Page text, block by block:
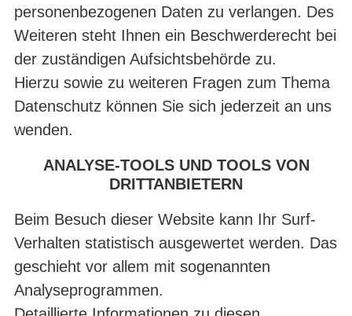
personenbezogenen Daten zu verlangen. Des
Weiteren steht Ihnen ein Beschwerderecht bei
der zuständigen Aufsichtsbehörde zu.
Hierzu sowie zu weiteren Fragen zum Thema
Datenschutz können Sie sich jederzeit an uns
wenden.
ANALYSE-TOOLS UND TOOLS VON
DRITTANBIETERN
Beim Besuch dieser Website kann Ihr Surf-
Verhalten statistisch ausgewertet werden. Das
geschieht vor allem mit sogenannten
Analyseprogrammen.